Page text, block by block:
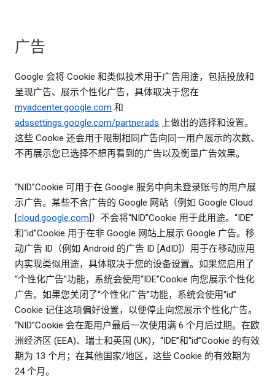
广告
Google 会将 Cookie 和类似技术用于广告用途，包括投放和
呈现广告、展示个性化广告，具体取决于您在
myadcenter.google.com 和
adssettings.google.com/partnerads 上做出的选择和设置。
这些 Cookie 还会用于限制相同广告向同一用户展示的次数、
不再展示您已选择不想再看到的广告以及衡量广告效果。
“NID”Cookie 可用于在 Google 服务中向未登录账号的用户展
示广告。某些不含广告的 Google 网站（例如 Google Cloud
[cloud.google.com]）不会将“NID”Cookie 用于此用途。“IDE”
和“id”Cookie 用于在非 Google 网站上展示 Google 广告。移
动广告 ID（例如 Android 的广告 ID [AdID]）用于在移动应用
内实现类似用途，具体取决于您的设备设置。如果您启用了
“个性化广告”功能，系统会使用“IDE”Cookie 向您展示个性化
广告。如果您关闭了“个性化广告”功能，系统会使用“id”
Cookie 记住这项偏好设置，以便停止向您展示个性化广告。
“NID”Cookie 会在距用户最后一次使用满 6 个月后过期。在欧
洲经济区 (EEA)、瑞士和英国 (UK)，“IDE”和“id”Cookie 的有效
期为 13 个月；在其他国家/地区，这些 Cookie 的有效期为
24 个月。